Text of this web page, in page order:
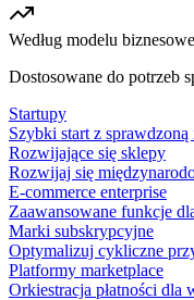
Według modelu
Dostosowane do potrzeb
Startupy
Szybki start z sprawdzoną
Rozwijające się sklepy
Rozwijaj się
E-commerce enterprise
Zaawansowane funkcje
Marki subskrypcyjne
Optymalizuj cykliczne
Platformy marketplace
Orkiestracja płatności dla